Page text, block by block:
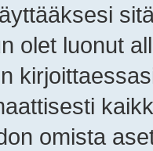
olet luonut
omista